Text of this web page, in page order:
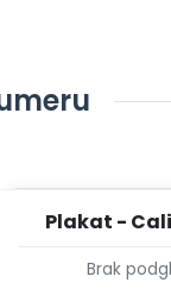
Plakat -
Brak